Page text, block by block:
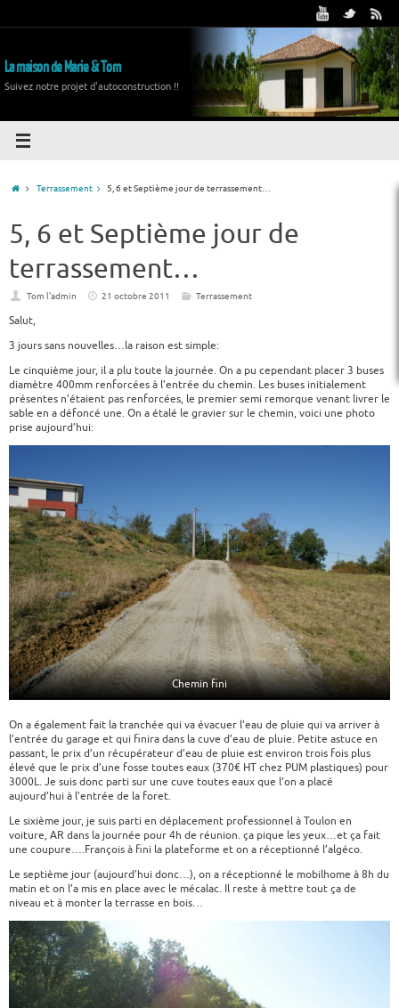
La maison de Marie & Tom
Suivez notre projet d'autoconstruction !!
Terrassement 5, 6 et Septième jour de terrassement…
5, 6 et Septième jour de
terrassement…
Tom l'admin 21 octobre 2011 Terrassement
Salut,
3 jours sans nouvelles…la raison est simple:
Le cinquième jour, il a plu toute la journée. On a pu cependant placer 3 buses
diamètre 400mm renforcées à l’entrée du chemin. Les buses initialement
présentes n’étaient pas renforcées, le premier semi remorque venant livrer le
sable en a défoncé une. On a étalé le gravier sur le chemin, voici une photo
prise aujourd’hui:
Chemin fini
On a également fait la tranchée qui va évacuer l’eau de pluie qui va arriver à
l’entrée du garage et qui finira dans la cuve d’eau de pluie. Petite astuce en
passant, le prix d’un récupérateur d’eau de pluie est environ trois fois plus
élevé que le prix d’une fosse toutes eaux (370€ HT chez PUM plastiques) pour
3000L. Je suis donc parti sur une cuve toutes eaux que l’on a placé
aujourd’hui à l’entrée de la foret.
Le sixième jour, je suis parti en déplacement professionnel à Toulon en
voiture, AR dans la journée pour 4h de réunion. ça pique les yeux…et ça fait
une coupure….François à fini la plateforme et on a réceptionné l’algéco.
Le septième jour (aujourd’hui donc…), on a réceptionné le mobilhome à 8h du
matin et on l’a mis en place avec le mécalac. Il reste à mettre tout ça de
niveau et à monter la terrasse en bois…